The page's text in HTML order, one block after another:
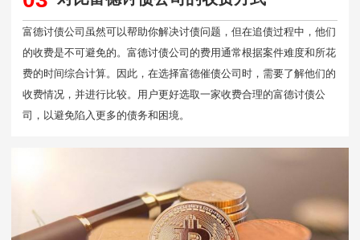
富德讨债公司虽然可以帮助你解决讨债问题，但在追债过程中，他们
的收费是不可避免的。富德讨债公司的费用通常根据案件难度和所花
费的时间综合计算。因此，在选择富德催债公司时，需要了解他们的
收费情况，并进行比较。用户更好选取一家收费合理的富德讨债公
司，以避免陷入更多的债务和困境。